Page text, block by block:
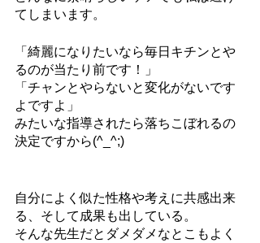
てしまいます。
「綺麗になりたいなら毎日キチンとや
るのが当たり前です！」
「チャンとやらないと変化がないです
よですよ」
みたいな指導されたら落ちこぼれるの
決定ですから(^_^;)
自分によく似た性格や考えに共感出来
る、そして成果も出している。
そんな先生だとダメダメなとこもよく